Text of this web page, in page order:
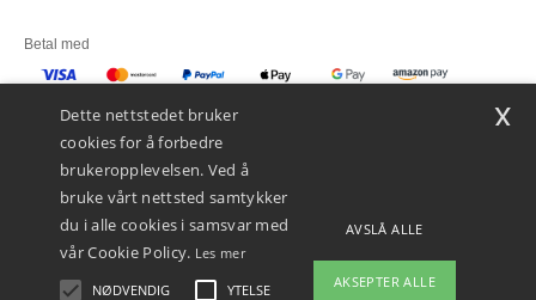
Betal med
Dette nettstedet bruker
cookies for å forbedre
brukeropplevelsen. Ved å
bruke vårt nettsted samtykker
du i alle cookies i samsvar med
vår Cookie Policy. Les mer
NØDVENDIG YTELSE
AVSLÅ ALLE
AKSEPTER ALLE
x